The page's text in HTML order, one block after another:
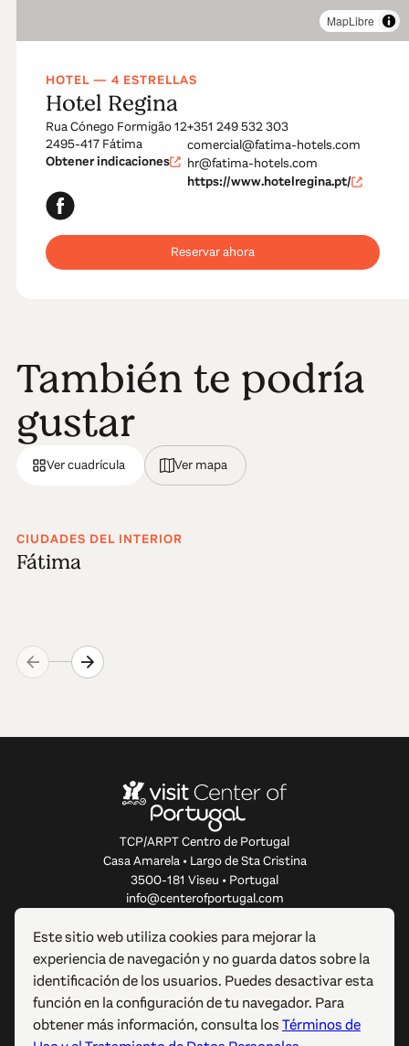
HOTEL — 4 ESTRELLAS
Hotel Regina
Rua Cónego Formigão 12
2495-417 Fátima
Obtener indicaciones
+351 249 532 303
comercial@fatima-hotels.com
hr@fatima-hotels.com
https://www.hotelregina.pt/
Reservar ahora
MapLibre
También te podría
gustar
Ver cuadrícula Ver mapa
CIUDADES DEL INTERIOR
Fátima
TCP/ARPT Centro de Portugal
Casa Amarela • Largo de Sta Cristina
3500-181 Viseu • Portugal
info@centerofportugal.com
SOBRE ESTE SITIO WEB
ENLACES ÚTILES
SÍGUENOS
Este sitio web utiliza cookies para mejorar la
experiencia de navegación y no guarda datos sobre la
identificación de los usuarios. Puedes desactivar esta
función en la configuración de tu navegador. Para
obtener más información, consulta losTérminos de